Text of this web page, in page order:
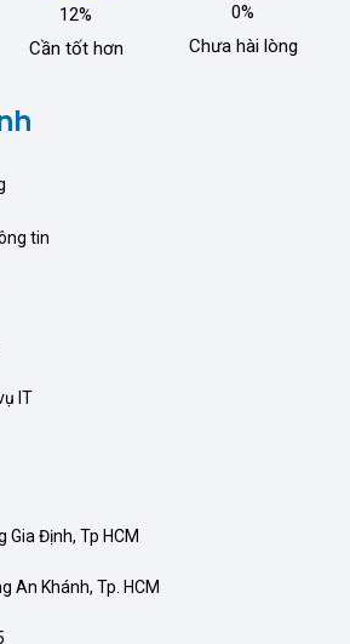
12%
Cần tốt hơn
0%
Chưa hài lòng
tin
IT
Gia Định, Tp HCM
An Khánh, Tp. HCM